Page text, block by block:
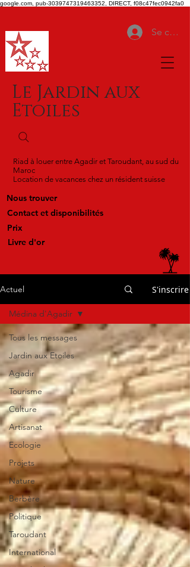
google.com, pub-3039747319463352, DIRECT, f08c47fec0942fa0
Se
Le Jardin aux
Etoiles
Riad à louer entre Agadir et Taroudant, au sud du
Maroc
Location de vacances chez un résident suisse
Nous trouver
Contact et disponibilités
Prix
Livre d'or
Actuel S'inscrire
Tous les messages
Jardin aux Etoiles
Agadir
Tourisme
Culture
Artisanat
Ecologie
Projets
Nature
Berbère
Politique
Taroudant
International
Médina d'Agadir